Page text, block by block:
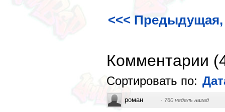
<<< Предыдущая,
Комментарии (
Сортировать по:
роман · 760 недель назад